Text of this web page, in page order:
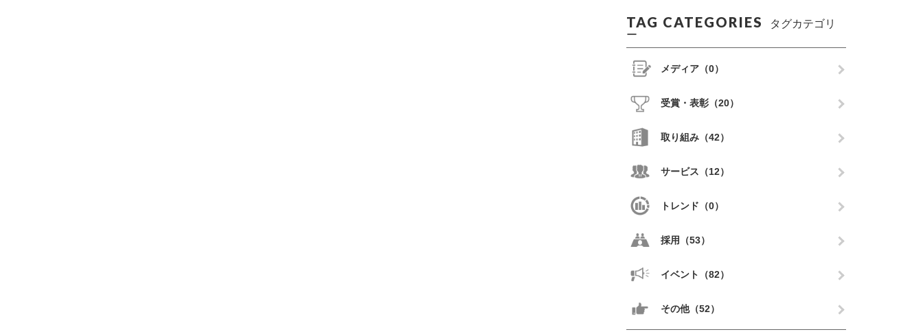
TAG CATEGORIES
タグカテゴリ
ー
メディア（0）
受賞・表彰（20）
取り組み（42）
サービス（12）
トレンド（0）
採用（53）
イベント（82）
その他（52）